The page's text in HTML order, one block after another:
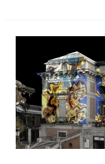
edición
del
Festival
Internacional